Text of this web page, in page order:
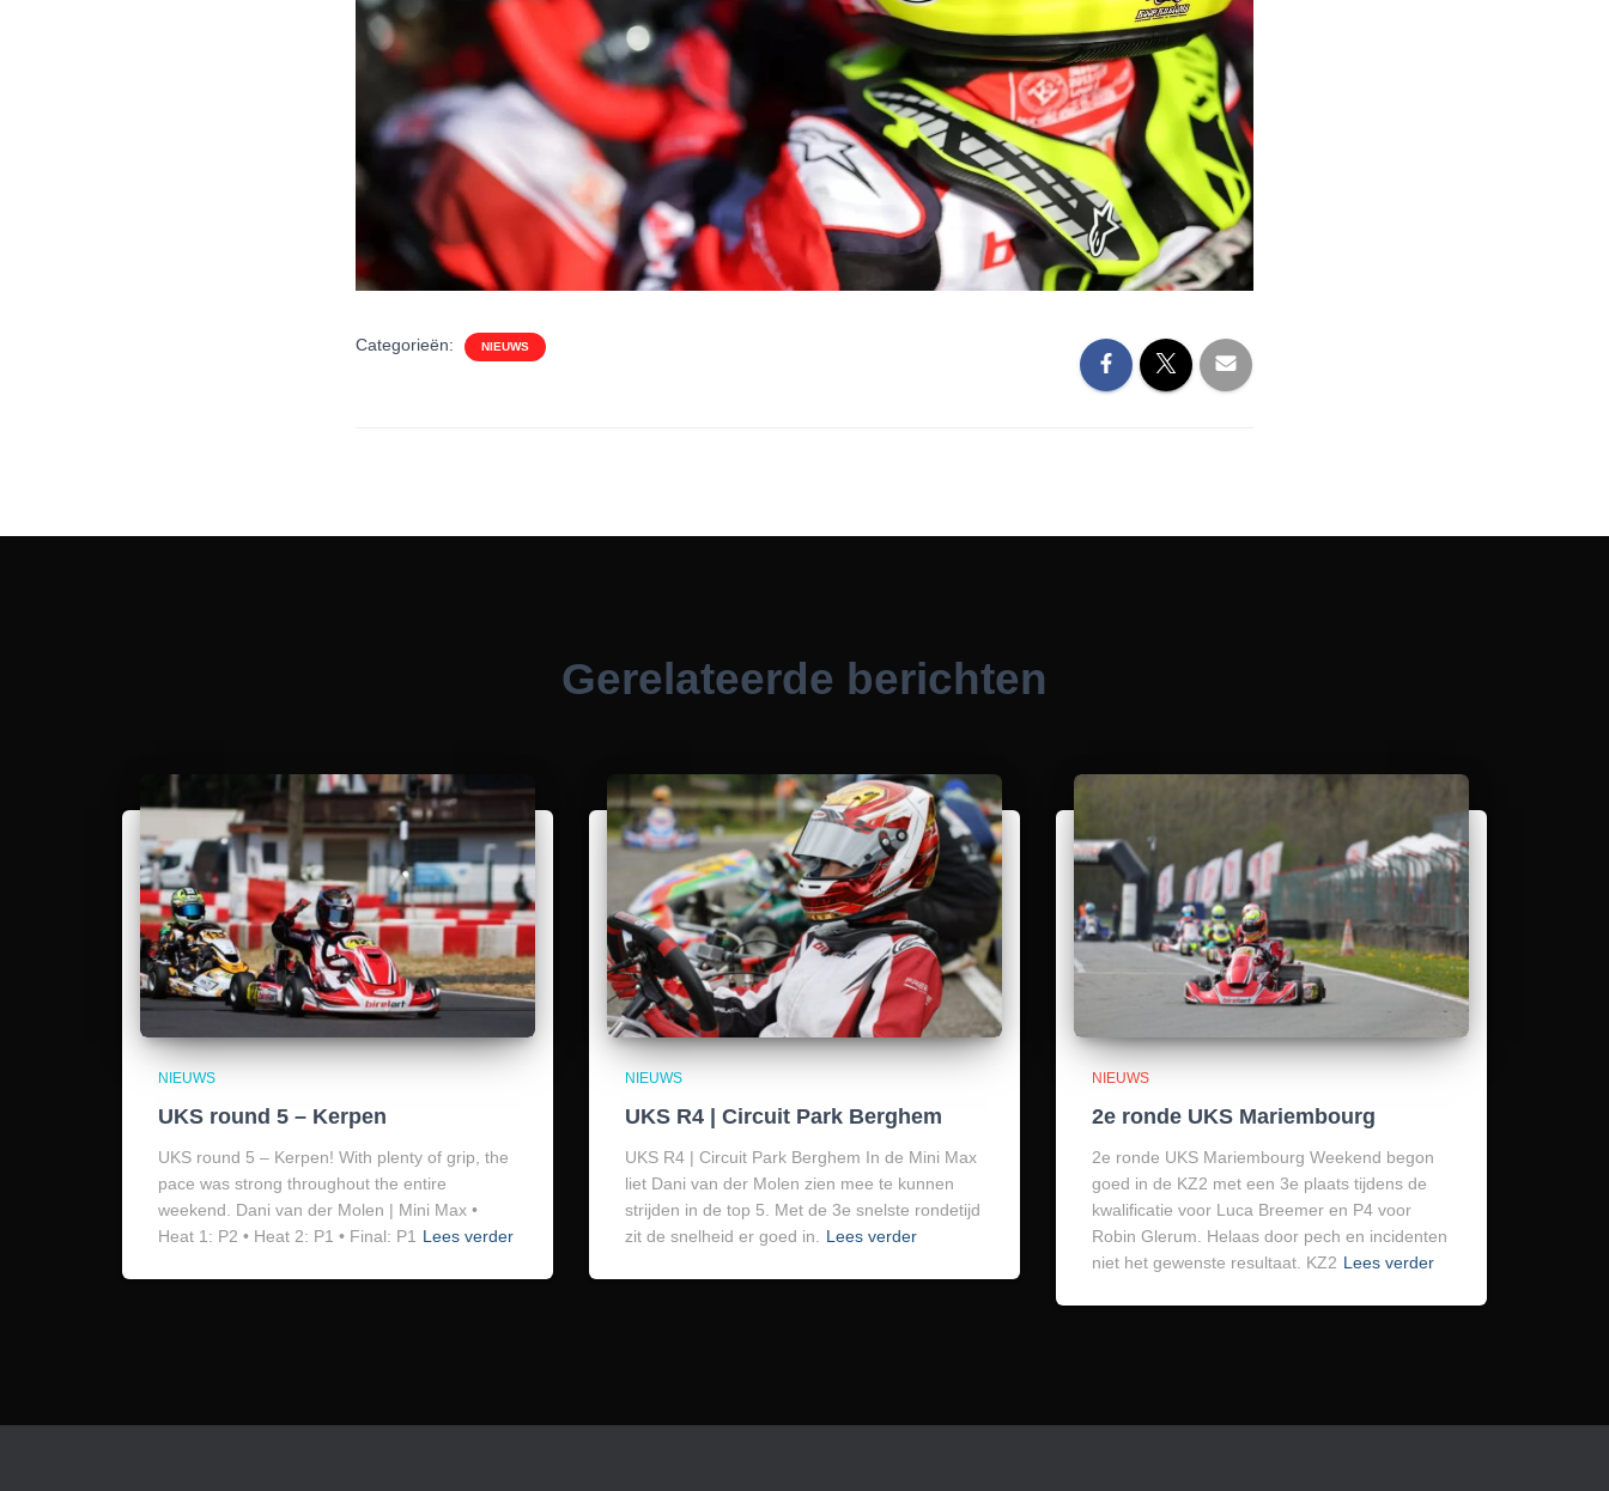
Categorieën: NIEUWS
Gerelateerde berichten
NIEUWS
UKS round 5 – Kerpen
UKS round 5 – Kerpen! With plenty of grip, the
pace was strong throughout the entire
weekend. Dani van der Molen | Mini Max •
Heat 1: P2 • Heat 2: P1 • Final: P1 Lees verder
NIEUWS
UKS R4 | Circuit Park Berghem
UKS R4 | Circuit Park Berghem In de Mini Max
liet Dani van der Molen zien mee te kunnen
strijden in de top 5. Met de 3e snelste rondetijd
zit de snelheid er goed in.
Lees verder
NIEUWS
2e ronde UKS Mariembourg
2e ronde UKS Mariembourg Weekend begon
goed in de KZ2 met een 3e plaats tijdens de
kwalificatie voor Luca Breemer en P4 voor
Robin Glerum. Helaas door pech en incidenten
niet het gewenste resultaat. KZ2 Lees verder